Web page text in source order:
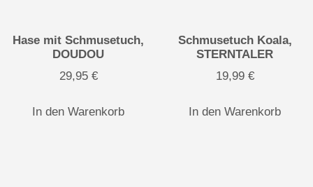
Hase mit Schmusetuch,
DOUDOU
29,95 €
In den Warenkorb
Schmusetuch Koala,
STERNTALER
19,99 €
In den Warenkorb